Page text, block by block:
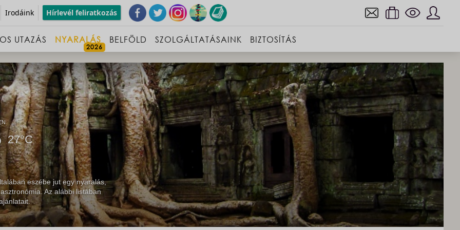
Irodáink Hírlevél feliratkozás
UTAZÁS NYARALÁS BELFÖLD SZOLGÁLTATÁSAINK BIZTOSÍTÁS
27°C
eszébe jut egy nyaralás,
Az alábbi listában